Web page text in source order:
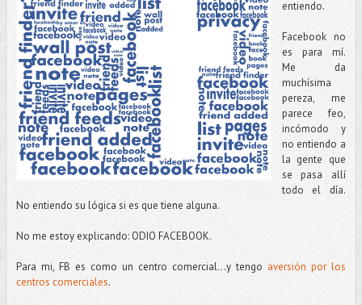
entiendo.
Facebook no
es para mí.
Me da
muchísima
pereza, me
parece feo,
incómodo y
no entiendo a
la gente que
se pasa allí
todo el día.
No entiendo su lógica si es que tiene alguna.
No me estoy explicando: ODIO FACEBOOK.
Para mi, FB es como un centro comercial...y tengo aversión por los
centros comerciales.